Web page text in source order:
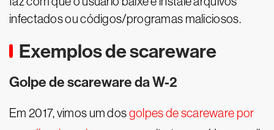
infectados ou códigos/programas maliciosos.
Exemplos de scareware
Golpe de scareware da W-2
Em 2017, vimos um dosgolpes de scareware por